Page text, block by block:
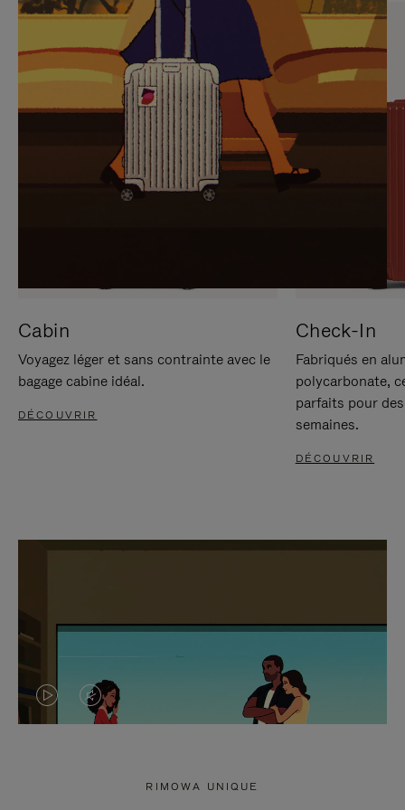
SUR
POUR
METTRE
PAUSE
VEUILLEZ
CLIQUER
POUR
RÉACTIVER
LE
SON
Cabin
Voyagez léger et sans contrainte avec le
bagage cabine idéal.
DÉCOUVRIR
Check-In
Fabriqués en
polycarbonate,
parfaits pour
semaines.
DÉCOUVRIR
LA LE
RIMOWA UNIQUE